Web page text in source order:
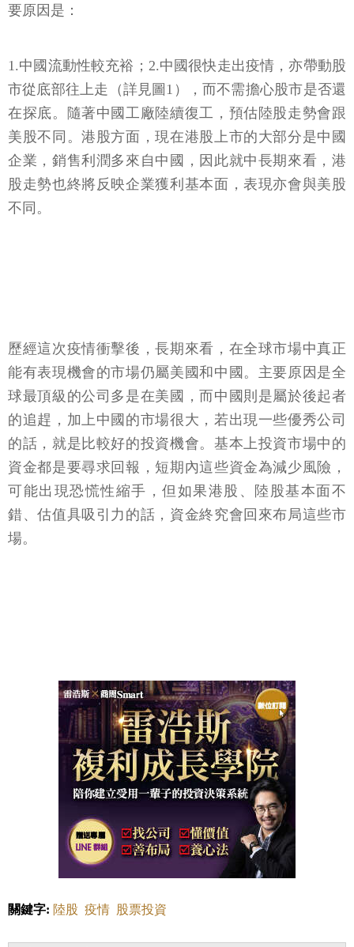
要原因是：
1.中國流動性較充裕；2.中國很快走出疫情，亦帶動股
市從底部往上走（詳見圖1），而不需擔心股市是否還
在探底。隨著中國工廠陸續復工，預估陸股走勢會跟
美股不同。港股方面，現在港股上市的大部分是中國
企業，銷售利潤多來自中國，因此就中長期來看，港
股走勢也終將反映企業獲利基本面，表現亦會與美股
不同。
歷經這次疫情衝擊後，長期來看，在全球市場中真正
能有表現機會的市場仍屬美國和中國。主要原因是全
球最頂級的公司多是在美國，而中國則是屬於後起者
的追趕，加上中國的市場很大，若出現一些優秀公司
的話，就是比較好的投資機會。基本上投資市場中的
資金都是要尋求回報，短期內這些資金為減少風險，
可能出現恐慌性縮手，但如果港股、陸股基本面不
錯、估值具吸引力的話，資金終究會回來布局這些市
場。
關鍵字: 陸股 疫情 股票投資